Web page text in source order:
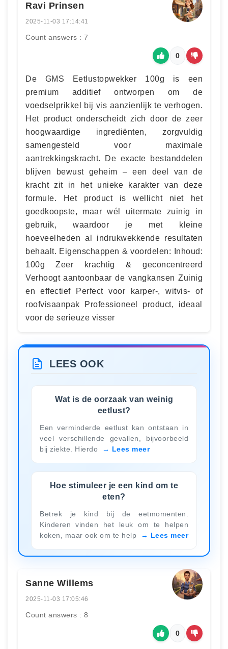
Ravi Prinsen
2025-11-03 17:14:41
Count answers : 7
0
De GMS Eetlustopwekker 100g is een
premium additief ontworpen om de
voedselprikkel bij vis aanzienlijk te verhogen.
Het product onderscheidt zich door de zeer
hoogwaardige ingrediënten, zorgvuldig
samengesteld voor maximale
aantrekkingskracht. De exacte bestanddelen
blijven bewust geheim – een deel van de
kracht zit in het unieke karakter van deze
formule. Het product is wellicht niet het
goedkoopste, maar wél uitermate zuinig in
gebruik, waardoor je met kleine
hoeveelheden al indrukwekkende resultaten
behaalt. Eigenschappen & voordelen: Inhoud:
100g Zeer krachtig & geconcentreerd
Verhoogt aantoonbaar de vangkansen Zuinig
en effectief Perfect voor karper-, witvis- of
roofvisaanpak Professioneel product, ideaal
voor de serieuze visser
LEES OOK
Wat is de oorzaak van weinig
eetlust?
Een verminderde eetlust kan ontstaan in
veel verschillende gevallen, bijvoorbeeld
bij ziekte. Hierdo
Lees meer
Hoe stimuleer je een kind om te
eten?
Betrek je kind bij de eetmomenten.
Kinderen vinden het leuk om te helpen
koken, maar ook om te help
Lees meer
Sanne Willems
2025-11-03 17:05:46
Count answers : 8
0